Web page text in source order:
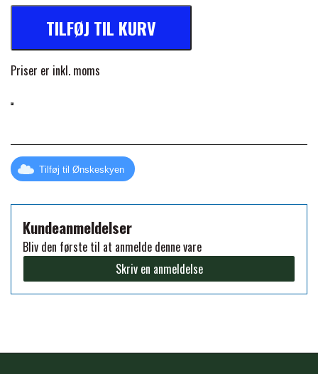
PREMIER EQUINE SADEL TILBEHØR
PREMIER EQUINE SADELUNDERLAG
PREMIER EQUINE BENBESKYTTELSE
PREMIER EQUINE TRANSPORT
BESKYTTELSE
PREMIER EQUINE KØLETERAPI
PREMIER EQUINE GROOMING & STALD
GP TACK
KÄLLQUIST EQUESTIAN
LEMIEUX
MUSTAD
TILFØJ TIL KURV
Priser er inkl. moms
Tilføj til Ønskeskyen
Kundeanmeldelser
Bliv den første til at anmelde denne vare
Skriv en anmeldelse